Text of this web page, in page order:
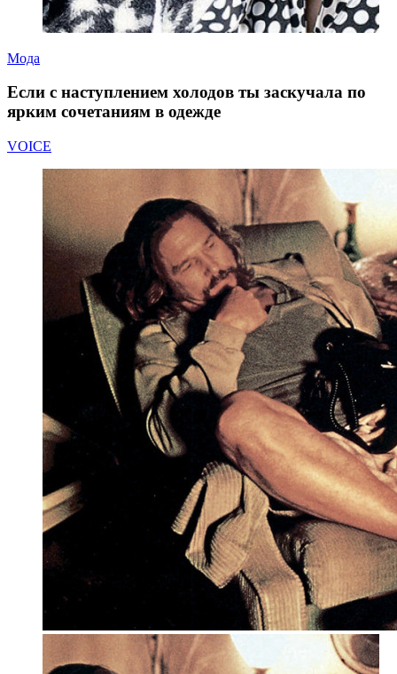
Мода
Если с наступлением холодов ты заскучала по
ярким сочетаниям в одежде
VOICE